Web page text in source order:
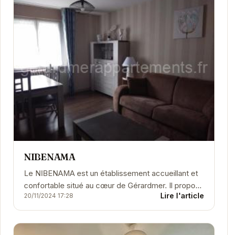
NIBENAMA
Le NIBENAMA est un établissement accueillant et
confortable situé au cœur de Gérardmer. Il propose
des chambres bien équipées et un service...
20/11/2024 17:28 Lire l'article